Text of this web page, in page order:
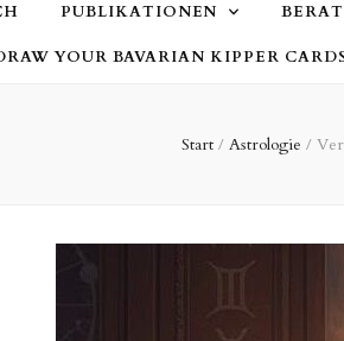
PUBLIKATIONEN
YOUR BAVARIAN KIPPER
Start / Astrologie /